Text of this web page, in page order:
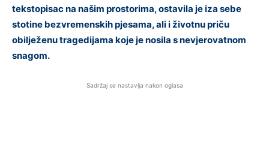
tekstopisac na našim prostorima, ostavila je iza sebe
stotine bezvremenskih pjesama, ali i životnu priču
obilježenu tragedijama koje je nosila s nevjerovatnom
snagom.
Sadržaj se nastavlja nakon oglasa